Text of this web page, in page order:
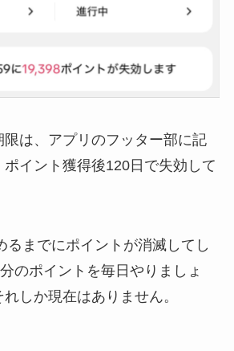
限は、アプリのフッター部に記
イント獲得後120日で失効して
るまでにポイントが消滅してし
のポイントを毎日やりましょ
しか現在はありません。